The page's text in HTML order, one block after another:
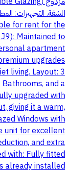
for rent for the
Maintained to
apartment
upgrades
living. Layout: 3
and a
upgraded with
giving it a warm,
Windows with
unit for excellent
and extra
with: Fully fitted
already installed.